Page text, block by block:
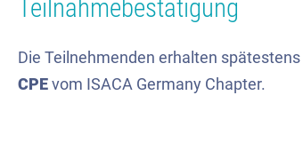
Teilnahmebestätigung
Die Teilnehmenden erhalten
CPE vom ISACA Germany Chapter.